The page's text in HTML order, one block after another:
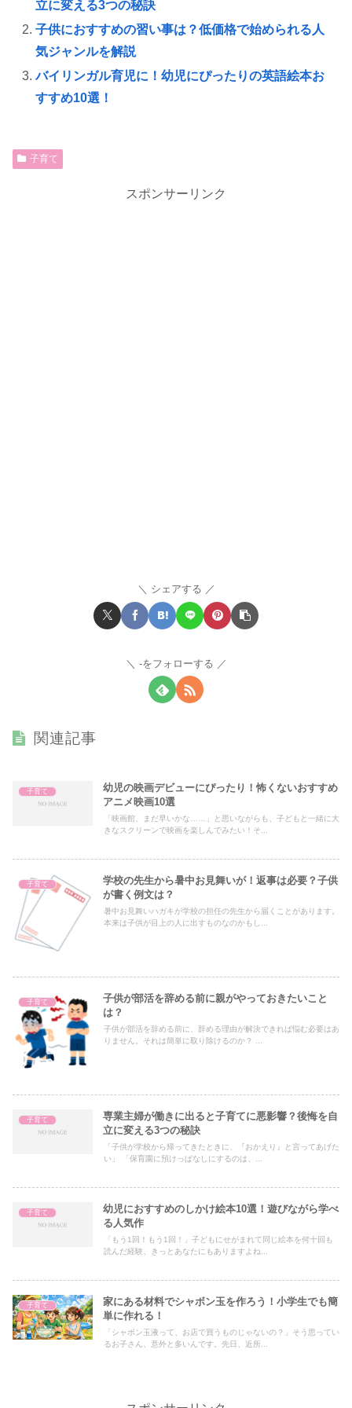
立に変える3つの秘訣
子供におすすめの習い事は？低価格で始められる人
気ジャンルを解説
バイリンガル育児に！幼児にぴったりの英語絵本お
すすめ10選！
子育て
スポンサーリンク
シェアする
-をフォローする
関連記事
子育て
幼児の映画デビューにぴったり！怖くないおすすめ
アニメ映画10選
「映画館、まだ早いかな……」と思いながらも、子どもと一緒に大
きなスクリーンで映画を楽しんでみたい！そ...
子育て
学校の先生から暑中お見舞いが！返事は必要？子供
が書く例文は？
暑中お見舞いハガキが学校の担任の先生から届くことがあります。
本来は子供が目上の人に出すものなのかもし...
子育て
子供が部活を辞める前に親がやっておきたいこと
は？
子供が部活を辞める前に、辞める理由が解決できれば悩む必要はあ
りません。それは簡単に取り除けるのか？ ...
子育て
専業主婦が働きに出ると子育てに悪影響？後悔を自
立に変える3つの秘訣
「子供が学校から帰ってきたときに、『おかえり』と言ってあげた
い」 「保育園に預けっぱなしにするのは、...
子育て
幼児におすすめのしかけ絵本10選！遊びながら学べ
る人気作
「もう1回！もう1回！」子どもにせがまれて同じ絵本を何十回も
読んだ経験、きっとあなたにもありますよね...
子育て
家にある材料でシャボン玉を作ろう！小学生でも簡
単に作れる！
「シャボン玉液って、お店で買うものじゃないの？」そう思ってい
るお子さん、意外と多いんです。先日、近所...